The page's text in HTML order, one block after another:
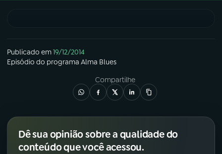
PROGRAMAS
07ÚLTIMAS
Publicado em19/12/2014
Episódio do programa Alma Blues
Compartilhe
Dê sua opinião sobre a qualidade do
conteúdo que você acessou.